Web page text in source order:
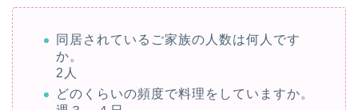
同居されているご家族の人数は何人です
か。
2人
どのくらいの頻度で料理をしていますか。